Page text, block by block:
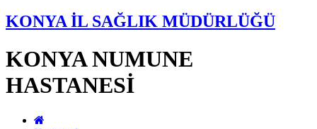
KONYA İL SAĞLIK MÜDÜRLÜĞÜ
KONYA NUMUNE
HASTANESİ